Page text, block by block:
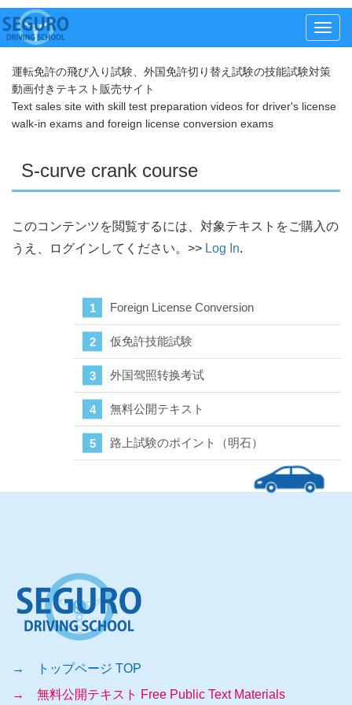
メ
ュ
運転免許の飛び入り試験、外国免許切り替え試験の技能試験対策
動画付きテキスト販売サイト
Text sales site with skill test preparation videos for driver's license
walk-in exams and foreign license conversion exams
Foreign License Conversion
仮免許技能試験
外国驾照转换考试
無料公開テキスト
路上試験のポイント（明石）
S-curve crank course
このコンテンツを閲覧するには、対象テキストをご購入の
うえ、ログインしてください。>> Log In.
→ トップページ TOP
→ 無料公開テキスト Free Public Text Materials